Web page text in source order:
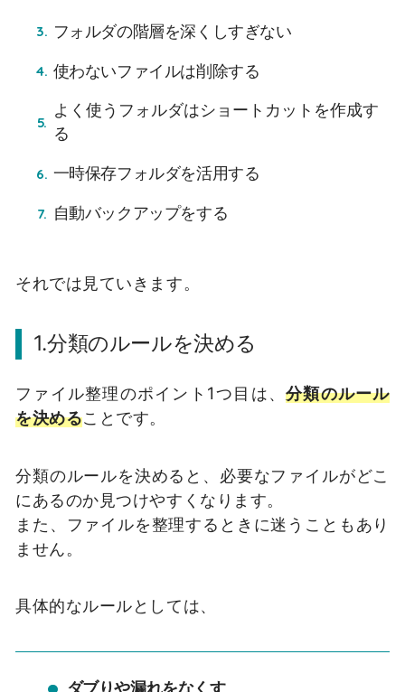
フォルダの階層を深くしすぎない
使わないファイルは削除する
よく使うフォルダはショートカットを作成す
る
一時保存フォルダを活用する
自動バックアップをする
それでは見ていきます。
1.分類のルールを決める
ファイル整理のポイント1つ目は、分類のルール
を決めることです。
分類のルールを決めると、必要なファイルがどこ
にあるのか見つけやすくなります。
また、ファイルを整理するときに迷うこともあり
ません。
具体的なルールとしては、